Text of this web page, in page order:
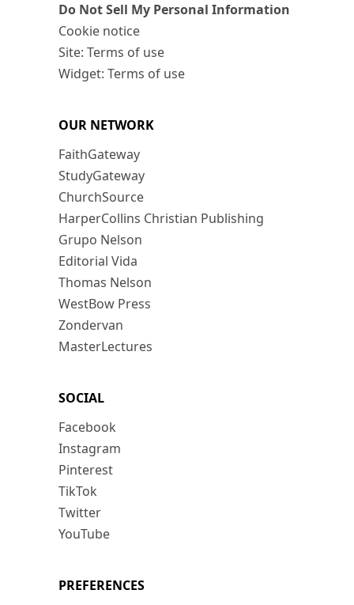
Do Not Sell My Personal Information
Cookie notice
Site: Terms of use
Widget: Terms of use
OUR NETWORK
FaithGateway
StudyGateway
ChurchSource
HarperCollins Christian Publishing
Grupo Nelson
Editorial Vida
Thomas Nelson
WestBow Press
Zondervan
MasterLectures
SOCIAL
Facebook
Instagram
Pinterest
TikTok
Twitter
YouTube
PREFERENCES